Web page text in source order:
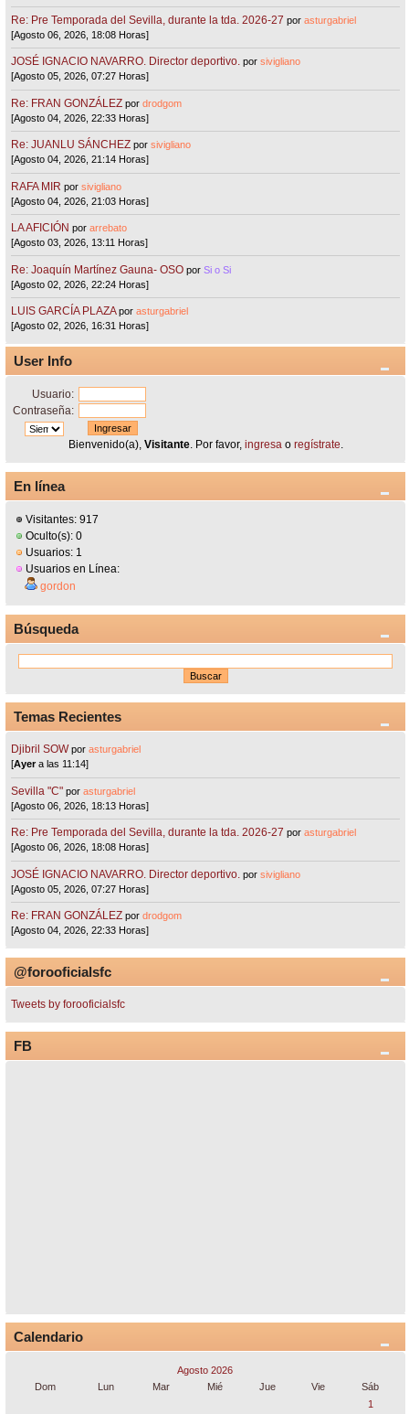
Re: Pre Temporada del Sevilla, durante la tda. 2026-27 porasturgabriel
[Agosto 06, 2026, 18:08 Horas]
JOSÉ IGNACIO NAVARRO. Director deportivo. porsivigliano
[Agosto 05, 2026, 07:27 Horas]
Re: FRAN GONZÁLEZ pordrodgom
[Agosto 04, 2026, 22:33 Horas]
Re: JUANLU SÁNCHEZ porsivigliano
[Agosto 04, 2026, 21:14 Horas]
RAFA MIR porsivigliano
[Agosto 04, 2026, 21:03 Horas]
LA AFICIÓN porarrebato
[Agosto 03, 2026, 13:11 Horas]
Re: Joaquín Martínez Gauna- OSO porSi o Si
[Agosto 02, 2026, 22:24 Horas]
LUIS GARCÍA PLAZA porasturgabriel
[Agosto 02, 2026, 16:31 Horas]
User Info
Usuario:
Contraseña:
Bienvenido(a), Visitante. Por favor, ingresao regístrate.
En línea
Visitantes: 917
Oculto(s): 0
Usuarios: 1
Usuarios en Línea:
gordon
Búsqueda
Temas Recientes
Djibril SOW porasturgabriel
[Ayera las 11:14]
Sevilla "C"porasturgabriel
[Agosto 06, 2026, 18:13 Horas]
Re: Pre Temporada del Sevilla, durante la tda. 2026-27 porasturgabriel
[Agosto 06, 2026, 18:08 Horas]
JOSÉ IGNACIO NAVARRO. Director deportivo. porsivigliano
[Agosto 05, 2026, 07:27 Horas]
Re: FRAN GONZÁLEZ pordrodgom
[Agosto 04, 2026, 22:33 Horas]
@forooficialsfc
Tweets by forooficialsfc
FB
Calendario
Agosto 2026
Dom
Lun Mar Mié Jue Vie
Sáb
1